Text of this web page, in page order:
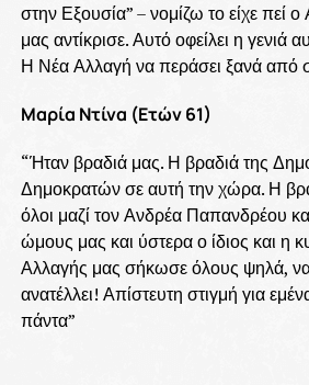
στην Εξουσία” – νομίζω το είχε πεί
μας αντίκρισε. Αυτό οφείλει η γενιά
Η Νέα Αλλαγή να περάσει ξανά από
Μαρία Ντίνα (Ετών 61)
“Ήταν βραδιά μας. Η βραδιά της
Δημοκρατών σε αυτή την χώρα. Η
όλοι μαζί τον Ανδρέα Παπανδρέου
ώμους μας και ύστερα ο ίδιος και η
Αλλαγής μας σήκωσε όλους ψηλά,
ανατέλλει! Απίστευτη στιγμή για
πάντα”